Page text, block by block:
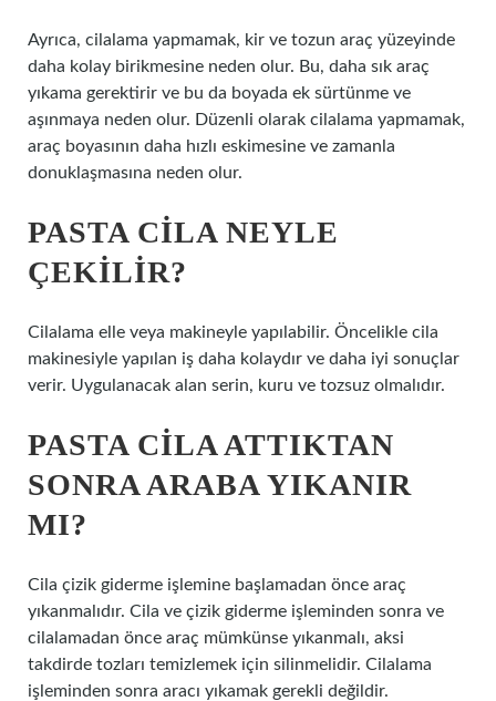
Ayrıca, cilalama yapmamak, kir ve tozun araç yüzeyinde
daha kolay birikmesine neden olur. Bu, daha sık araç
yıkama gerektirir ve bu da boyada ek sürtünme ve
aşınmaya neden olur. Düzenli olarak cilalama yapmamak,
araç boyasının daha hızlı eskimesine ve zamanla
donuklaşmasına neden olur.
PASTA CILA NEYLE
ÇEKILIR?
Cilalama elle veya makineyle yapılabilir. Öncelikle cila
makinesiyle yapılan iş daha kolaydır ve daha iyi sonuçlar
verir. Uygulanacak alan serin, kuru ve tozsuz olmalıdır.
PASTA CILA ATTIKTAN
SONRA ARABA YIKANIR
MI?
Cila çizik giderme işlemine başlamadan önce araç
yıkanmalıdır. Cila ve çizik giderme işleminden sonra ve
cilalamadan önce araç mümkünse yıkanmalı, aksi
takdirde tozları temizlemek için silinmelidir. Cilalama
işleminden sonra aracı yıkamak gerekli değildir.